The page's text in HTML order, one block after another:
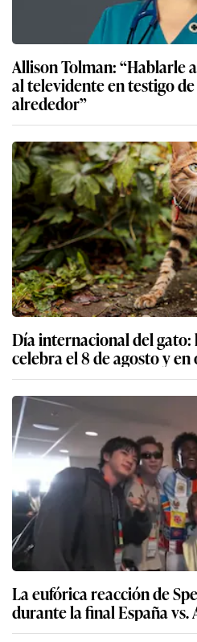
Allison Tolman: “Hablarle
al televidente en testigo
alrededor”
Día internacional del
celebra el 8 de agosto y en
La eufórica reacción de
durante la final España vs.